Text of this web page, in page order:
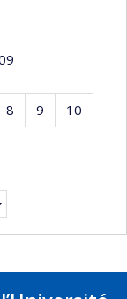
Page
8 Page
9 Page
10